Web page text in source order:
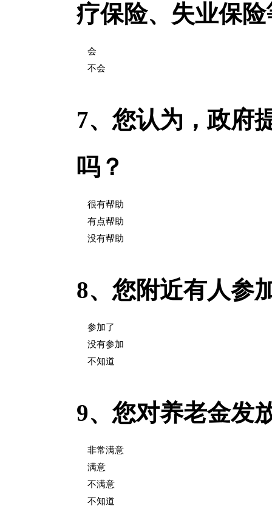
疗保险、失业保
会
不会
7、 您认为，政府
吗？
很有帮助
有点帮助
没有帮助
8、 您附近有人参
参加了
没有参加
不知道
9、 您对养老金发
非常满意
满意
不满意
不知道